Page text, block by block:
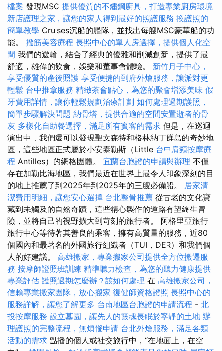
檔案 發現MSC 提供優質的不鏽鋼廚具，打造專業廚房環境
新店護理之家，讓您的家人得到最好的照護服務 換護照的
簡單教學 Cruises沉船的艦隊，並找出每艘MSC豪華船的功
能。 撥筋美容療程 長照中心的單人房選擇，提供個人化空
間 我們的遊輪，結合了經典的優雅和削減創新，提供了最
舒適，雄偉的飲食，娛樂和董事會體驗。 新竹月子中心，
享受優質的產後照護 享受便捷的到府外燴服務，讓派對更
輕鬆 台中推拿服務 精緻茶會點心，為您的聚會增添美味 假
牙費用詳情，讓你輕鬆規劃治療計劃 如何處理過期護照，
簡單步驟解決問題 納骨塔，提供合適的空間安置逝者的骨
灰 多樣化自助餐選擇，滿足所有賓客的需求 但是，在巡迴
演出中，我們還可以發現聖文森特和格林納丁群島的奇妙地
區，這些地區正式屬於小安泰勒斯（Little 台中肩頸按摩療
程 Antilles）的網格團體。 宜蘭台胞證的申請與辦理 不僅
存在加勒比海地區，我們最近在世界上最令人印象深刻的目
的地上推薦了到2025年到2025年的三艘必備船。 居家清
潔費用明細，讓您安心選擇 台北整骨推薦 從古老的文化寶
藏到未觸及的自然奇蹟，這些精心製作的道路有望終生冒
險，並將自己的視野擴大到苛刻的旅行者。 阿格里亞旅行
旅行中心等待著其善良的乘客，擁有高質量的服務，近80
個國內和最著名的外國旅行組織者（TUI，DER）和我們個
人的好建議。 高雄搬家，專業搬家公司提供全方位搬遷服
務 按摩師證照班訓練 精準聽力檢查，為您的聽力健康提供
專業評估 護照過期怎麼辦？該如何處理 在 高雄搬家公司，
信賴專業搬家團隊，放心搬家 復健師資格證照 長照中心的
服務詳解，讓您了解更多 台南地區台胞證的申請流程 - 北
投按摩服務 設立墓園，讓先人的靈魂長眠於寧靜的土地 辦
理護照的完整流程，無煩惱申請 台北外燴服務，滿足各類
活動的需求 點播的個人或社交旅行中，“在地面上，在空